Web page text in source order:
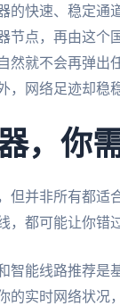
的快速、稳定通
节点，再由这个
然就不会再弹出
，网络足迹却稳
，你
但并非所有都适
，都可能让你错
智能线路推荐是
的实时网络状况